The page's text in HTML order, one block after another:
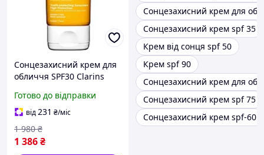
Сонцезахисний крем для
обличчя SPF30 Clarins
Haute Protection 50ml
Готово до відправки
від231 ₴/міс
1 386₴
1 980 ₴
Сонцезахисний крем для
Сонцезахисний крем spf 35
Крем від сонця spf 50
Крем spf 90
Сонцезахисний крем для
Сонцезахисний крем spf 75
Сонцезахисний крем spf-60